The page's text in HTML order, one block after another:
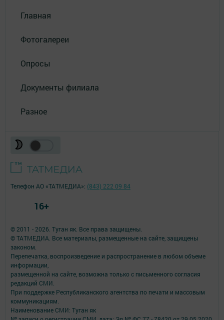
Главная
Фотогалереи
Опросы
Документы филиала
Разное
© 2011 - 2026. Туган як. Все права защищены.
© ТАТМЕДИА. Все материалы, размещенные на сайте, защищены
законом.
Перепечатка, воспроизведение и распространение в любом объеме
информации,
размещенной на сайте, возможна только с письменного согласия
редакций СМИ.
При поддержке Республиканского агентства по печати и массовым
коммуникациям.
Наименование СМИ: Туган як
Телефон АО «ТАТМЕДИА»: (843) 222 09 84
16+